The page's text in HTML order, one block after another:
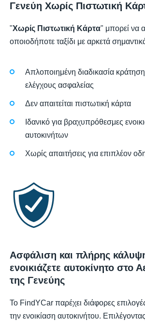
Γενεύη Χωρίς Πιστωτική
"Χωρίς Πιστωτική Κάρτα" μπορεί να
οποιοδήποτε ταξίδι με αρκετά
Απλοποιημένη διαδικασία
ελέγχους ασφαλείας
Δεν απαιτείται πιστωτική κάρτα
Ιδανικό για βραχυπρόθεσμες
αυτοκινήτων
Χωρίς απαιτήσεις για επιπλέον
Ασφάλιση και πλήρης
ενοικιάζετε αυτοκίνητο στο
της Γενεύης
Το FindYCar παρέχει διάφορες
την ενοικίαση αυτοκινήτου.